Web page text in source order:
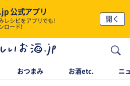
公式アプリ
レシピをアプリでも!
ロード!
開く
おつまみ お酒etc. ニ